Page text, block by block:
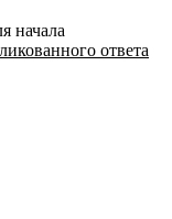
начала
ответа